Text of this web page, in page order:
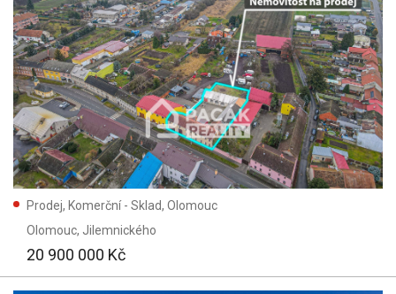
Prodej, Komerční - Sklad, Olomouc
Olomouc, Jilemnického
20 900 000 Kč